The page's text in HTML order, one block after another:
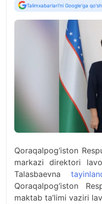
Talimxabarlari'ni Google'ga
Qoraqalpog‘iston
markazi direktori
Talasbaevna
Qoraqalpog‘iston
maktab ta’limi vaziri